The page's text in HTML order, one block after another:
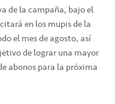
de la campaña, bajo el
en los mupis de la
el mes de agosto, así
de lograr una mayor
abonos para la próxima